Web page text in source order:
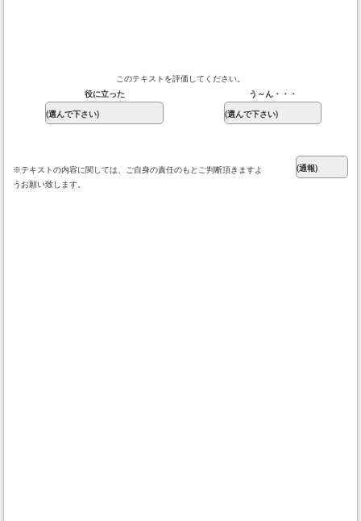
このテキストを評価してください。
役に立った
う～ん・・・
※テキストの内容に関しては、ご自身の責任のもとご判断頂きますよ
うお願い致します。